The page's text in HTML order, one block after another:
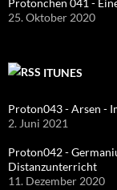
25. Oktober 2020
ITUNES
Proton043 - Arsen -
2. Juni 2021
Proton042 -
Distanzunterricht
11. Dezember 2020